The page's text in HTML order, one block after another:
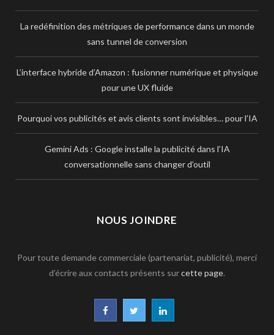
La redéfinition des métriques de performance dans un monde
sans tunnel de conversion
L’interface hybride d’Amazon : fusionner numérique et physique
pour une UX fluide
Pourquoi vos publicités et avis clients sont invisibles… pour l’IA
Gemini Ads : Google installe la publicité dans l’IA
conversationnelle sans changer d’outil
NOUS JOINDRE
Pour toute demande commerciale (partenariat, publicité), merci
d’écrire aux contacts présents surcette page.
F L